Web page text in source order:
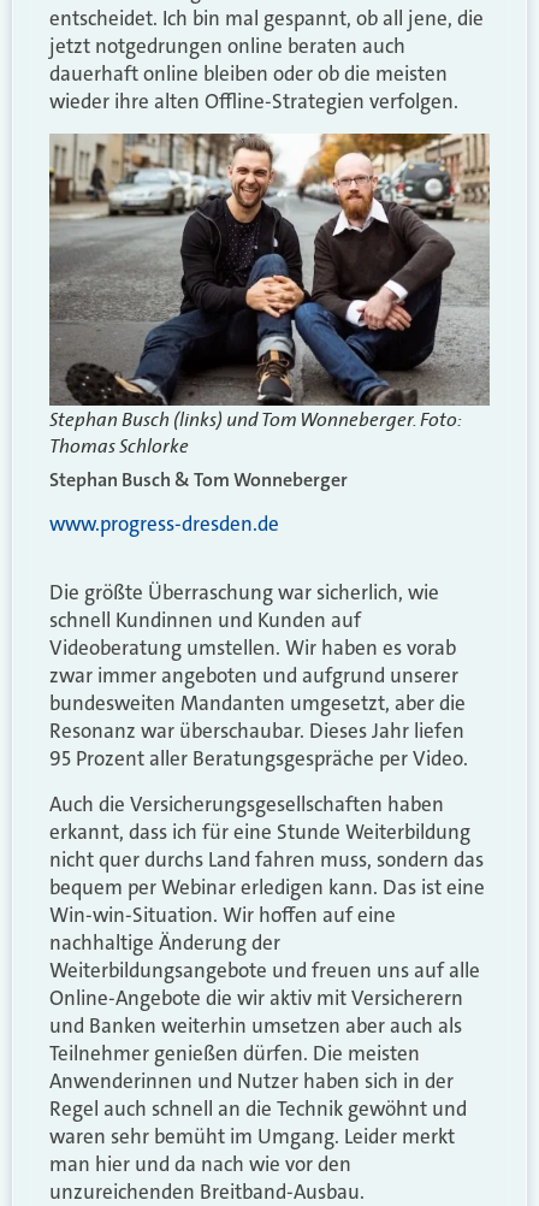
entscheidet. Ich bin mal gespannt, ob all jene, die
jetzt notgedrungen online beraten auch
dauerhaft online bleiben oder ob die meisten
wieder ihre alten Offline-Strategien verfolgen.
Stephan Busch (links) und Tom Wonneberger. Foto:
Thomas Schlorke
Stephan Busch & Tom Wonneberger
www.progress-dresden.de
Die größte Überraschung war sicherlich, wie
schnell Kundinnen und Kunden auf
Videoberatung umstellen. Wir haben es vorab
zwar immer angeboten und aufgrund unserer
bundesweiten Mandanten umgesetzt, aber die
Resonanz war überschaubar. Dieses Jahr liefen
95 Prozent aller Beratungsgespräche per Video.
Auch die Versicherungsgesellschaften haben
erkannt, dass ich für eine Stunde Weiterbildung
nicht quer durchs Land fahren muss, sondern das
bequem per Webinar erledigen kann. Das ist eine
Win-win-Situation. Wir hoffen auf eine
nachhaltige Änderung der
Weiterbildungsangebote und freuen uns auf alle
Online-Angebote die wir aktiv mit Versicherern
und Banken weiterhin umsetzen aber auch als
Teilnehmer genießen dürfen. Die meisten
Anwenderinnen und Nutzer haben sich in der
Regel auch schnell an die Technik gewöhnt und
waren sehr bemüht im Umgang. Leider merkt
man hier und da nach wie vor den
unzureichenden Breitband-Ausbau.